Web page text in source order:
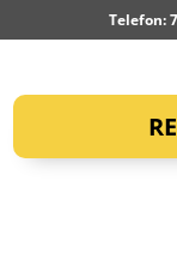
Telefon: